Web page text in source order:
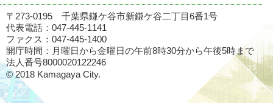
〒273-0195 千葉県鎌ケ谷市新鎌ケ谷二丁目6番1号
代表電話：047-445-1141
ファクス：047-445-1400
開庁時間：月曜日から金曜日の午前8時30分から午後5時まで
法人番号8000020122246
© 2018 Kamagaya City.